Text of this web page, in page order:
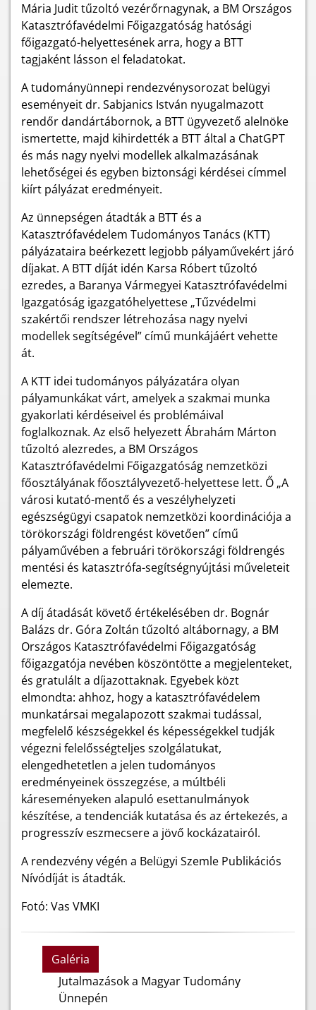
Mária Judit tűzoltó vezérőrnagynak, a BM Országos
Katasztrófavédelmi Főigazgatóság hatósági
főigazgató-helyettesének arra, hogy a BTT
tagjaként lásson el feladatokat.
A tudományünnepi rendezvénysorozat belügyi
eseményeit dr. Sabjanics István nyugalmazott
rendőr dandártábornok, a BTT ügyvezető alelnöke
ismertette, majd kihirdették a BTT által a ChatGPT
és más nagy nyelvi modellek alkalmazásának
lehetőségei és egyben biztonsági kérdései címmel
kiírt pályázat eredményeit.
Az ünnepségen átadták a BTT és a
Katasztrófavédelem Tudományos Tanács (KTT)
pályázataira beérkezett legjobb pályaművekért járó
díjakat. A BTT díját idén Karsa Róbert tűzoltó
ezredes, a Baranya Vármegyei Katasztrófavédelmi
Igazgatóság igazgatóhelyettese „Tűzvédelmi
szakértői rendszer létrehozása nagy nyelvi
modellek segítségével” című munkájáért vehette
át.
A KTT idei tudományos pályázatára olyan
pályamunkákat várt, amelyek a szakmai munka
gyakorlati kérdéseivel és problémáival
foglalkoznak. Az első helyezett Ábrahám Márton
tűzoltó alezredes, a BM Országos
Katasztrófavédelmi Főigazgatóság nemzetközi
főosztályának főosztályvezető-helyettese lett. Ő „A
városi kutató-mentő és a veszélyhelyzeti
egészségügyi csapatok nemzetközi koordinációja a
törökországi földrengést követően” című
pályaművében a februári törökországi földrengés
mentési és katasztrófa-segítségnyújtási műveleteit
elemezte.
A díj átadását követő értékelésében dr. Bognár
Balázs dr. Góra Zoltán tűzoltó altábornagy, a BM
Országos Katasztrófavédelmi Főigazgatóság
főigazgatója nevében köszöntötte a megjelenteket,
és gratulált a díjazottaknak. Egyebek közt
elmondta: ahhoz, hogy a katasztrófavédelem
munkatársai megalapozott szakmai tudással,
megfelelő készségekkel és képességekkel tudják
végezni felelősségteljes szolgálatukat,
elengedhetetlen a jelen tudományos
eredményeinek összegzése, a múltbéli
káreseményeken alapuló esettanulmányok
készítése, a tendenciák kutatása és az értekezés, a
progresszív eszmecsere a jövő kockázatairól.
A rendezvény végén a Belügyi Szemle Publikációs
Nívódíját is átadták.
Fotó: Vas VMKI
Galéria
Jutalmazások a Magyar Tudomány
Ünnepén